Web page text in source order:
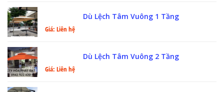
Dù Lệch Tâm Vuông 1 Tầng
Giá: Liên hệ
Dù Lệch Tâm Vuông 2 Tầng
Giá: Liên hệ